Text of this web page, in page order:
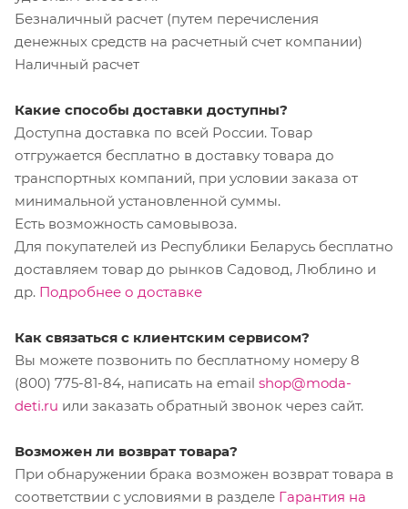
Безналичный расчет (путем перечисления
денежных средств на расчетный счет компании)
Наличный расчет
Какие способы доставки доступны?
Доступна доставка по всей России. Товар
отгружается бесплатно в доставку товара до
транспортных компаний, при условии заказа от
минимальной установленной суммы.
Есть возможность самовывоза.
Для покупателей из Республики Беларусь бесплатно
доставляем товар до рынков Садовод, Люблино и
др. Подробнее о доставке
Как связаться с клиентским сервисом?
Вы можете позвонить по бесплатному номеру 8
(800) 775-81-84, написать на email shop@moda-
deti.ru или заказать обратный звонок через сайт.
Возможен ли возврат товара?
При обнаружении брака возможен возврат товара в
соответствии с условиями в разделе Гарантия на